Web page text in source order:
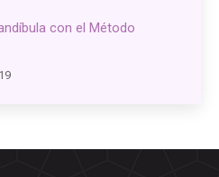
con el Método